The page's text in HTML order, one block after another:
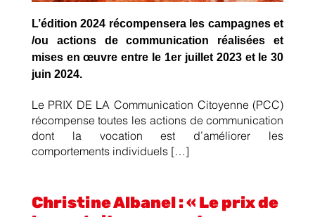
L’édition 2024 récompensera les campagnes et
/ou actions de communication réalisées et
mises en œuvre entre le 1er juillet 2023 et le 30
juin 2024.
Le PRIX DE LA Communication Citoyenne (PCC)
récompense toutes les actions de communication
dont la vocation est d’améliorer les
comportements individuels […]
Christine Albanel : « Le prix de